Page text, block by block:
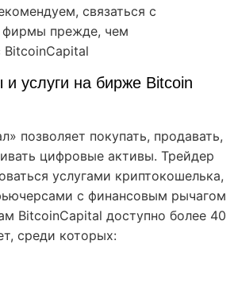
связаться с
фирмы прежде, чем
BitcoinCapital
услуги на бирже Bitcoin
позволяет покупать, продавать,
цифровые активы. Трейдер
услугами криптокошелька,
с финансовым рычагом
BitcoinCapital доступно более 40
среди которых: